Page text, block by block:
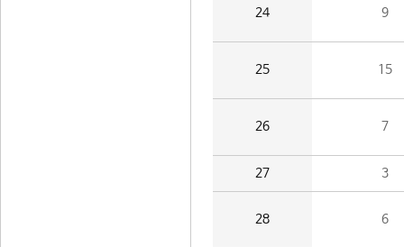
24 9
25 15
26 7
27 3
28 6